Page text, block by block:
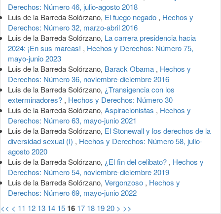
Derechos: Número 46, julio-agosto 2018
Luis de la Barreda Solórzano, El fuego negado , Hechos y
Derechos: Número 32, marzo-abril 2016
Luis de la Barreda Solórzano, La carrera presidencia hacia
2024: ¡En sus marcas! , Hechos y Derechos: Número 75,
mayo-junio 2023
Luis de la Barreda Solórzano, Barack Obama , Hechos y
Derechos: Número 36, noviembre-diciembre 2016
Luis de la Barreda Solórzano, ¿Transigencia con los
exterminadores? , Hechos y Derechos: Número 30
Luis de la Barreda Solórzano, Aspiracionistas , Hechos y
Derechos: Número 63, mayo-junio 2021
Luis de la Barreda Solórzano, El Stonewall y los derechos de la
diversidad sexual (I) , Hechos y Derechos: Número 58, julio-
agosto 2020
Luis de la Barreda Solórzano, ¿El fin del celibato? , Hechos y
Derechos: Número 54, noviembre-diciembre 2019
Luis de la Barreda Solórzano, Vergonzoso , Hechos y
Derechos: Número 69, mayo-junio 2022
<< < 11 12 13 14 15 16 17 18 1920 > >>